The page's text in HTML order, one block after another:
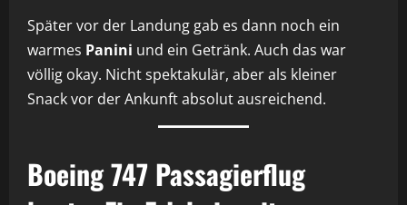
Später vor der Landung gab es dann noch ein
warmes Panini und ein Getränk. Auch das war
völlig okay. Nicht spektakulär, aber als kleiner
Snack vor der Ankunft absolut ausreichend.
Boeing 747 Passagierflug